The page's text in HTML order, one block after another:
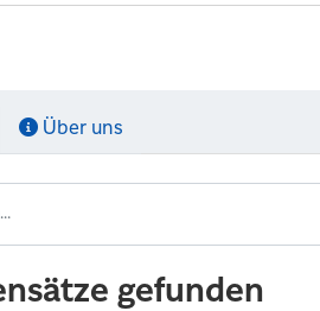
Über uns
gefunden